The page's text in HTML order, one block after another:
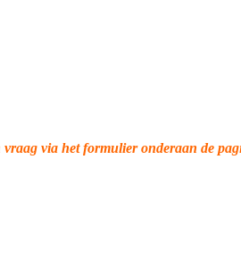
vraag via het formulier onderaan de